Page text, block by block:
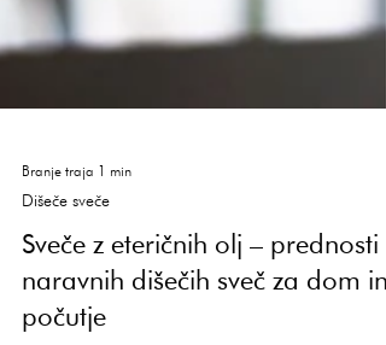
Dišeče sveče
Sveče z eteričnih olj – prednosti
naravnih dišečih sveč za dom in